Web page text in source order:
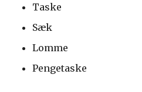
Taske
Sæk
Lomme
Pengetaske